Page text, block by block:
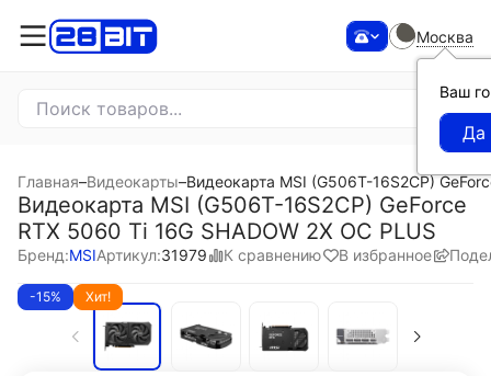
Москва
Ваш
Главная–Видеокарты–Видеокарта MSI (G506T-16S2CP)
Видеокарта MSI (G506T-16S2CP) GeForce
RTX 5060 Ti 16G SHADOW 2X OC PLUS
Бренд:MSIАртикул:31979 К сравнению В избранное
-15% Хит!